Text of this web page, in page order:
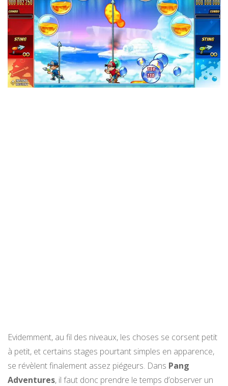
Evidemment, au fil des niveaux, les choses se corsent petit
à petit, et certains stages pourtant simples en apparence,
se révèlent finalement assez piégeurs. Dans Pang
Adventures, il faut donc prendre le temps d’observer un